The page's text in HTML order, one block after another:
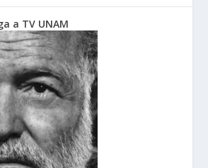
a TV UNAM